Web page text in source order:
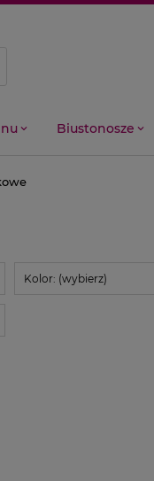
Biustonosze
Kolor: (wybierz)